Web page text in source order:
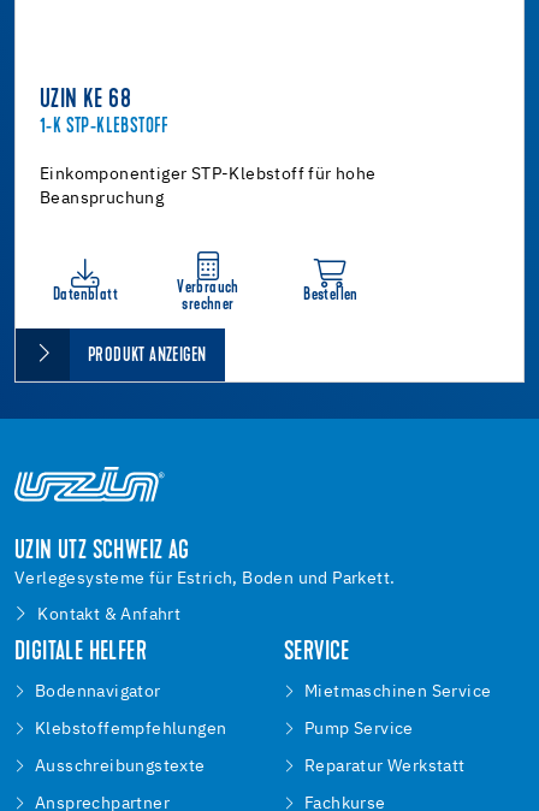
UZIN KE 68
1-K STP-KLEBSTOFF
Einkomponentiger STP-Klebstoff für hohe
Beanspruchung
Datenblatt
Verbrauch
srechner
Bestellen
PRODUKT ANZEIGEN
UZIN UTZ SCHWEIZ AG
Verlegesysteme für Estrich, Boden und Parkett.
Kontakt & Anfahrt
DIGITALE HELFER
Bodennavigator
Klebstoffempfehlungen
Ausschreibungstexte
Ansprechpartner
SERVICE
Mietmaschinen Service
Pump Service
Reparatur Werkstatt
Fachkurse